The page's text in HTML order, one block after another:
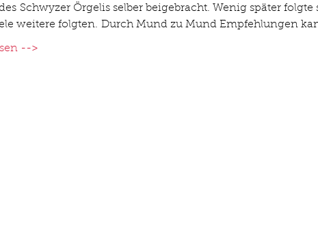
Schwyzer Örgelis selber beigebracht. Wenig später
weitere folgten. Durch Mund zu Mund Empfehlungen
-->